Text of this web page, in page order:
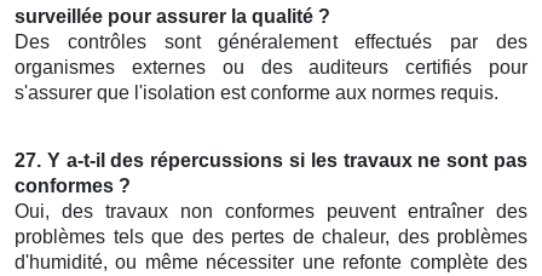
surveillée pour assurer la qualité ?
Des contrôles sont généralement effectués par des
organismes externes ou des auditeurs certifiés pour
s'assurer que l'isolation est conforme aux normes requis.
27. Y a-t-il des répercussions si les travaux ne sont pas
conformes ?
Oui, des travaux non conformes peuvent entraîner des
problèmes tels que des pertes de chaleur, des problèmes
d'humidité, ou même nécessiter une refonte complète des